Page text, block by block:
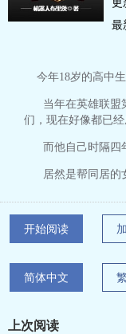
更
最
今年18岁的高中生
当年在英雄联盟
们，现在好像都已
而他自己时隔四
居然是帮同居的
开始阅读
简体中文
上次阅读